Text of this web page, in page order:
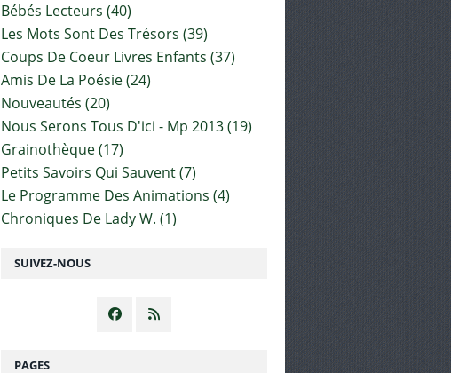
SUIVEZ-NOUS
PAGES
Bébés Lecteurs (40)
Les Mots Sont Des Trésors (39)
Coups De Coeur Livres Enfants (37)
Amis De La Poésie(24)
Nouveautés (20)
Nous Serons Tous D'ici - Mp 2013(19)
Grainothèque(17)
Petits Savoirs Qui Sauvent(7)
Le Programme Des Animations (4)
Chroniques De Lady W. (1)